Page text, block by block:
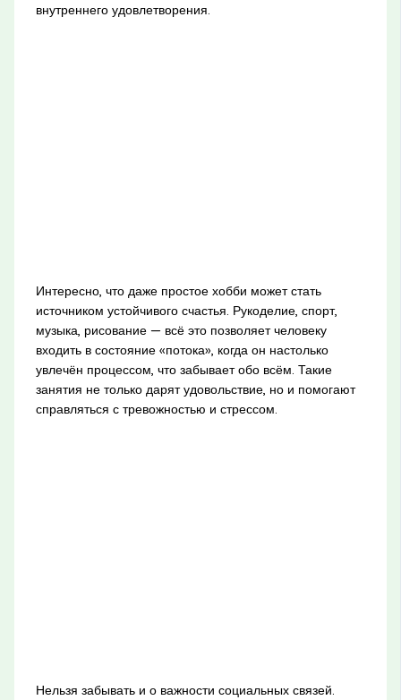
внутреннего удовлетворения.
Интересно, что даже простое хобби может стать
источником устойчивого счастья. Рукоделие, спорт,
музыка, рисование — всё это позволяет человеку
входить в состояние «потока», когда он настолько
увлечён процессом, что забывает обо всём. Такие
занятия не только дарят удовольствие, но и помогают
справляться с тревожностью и стрессом.
Нельзя забывать и о важности социальных связей.